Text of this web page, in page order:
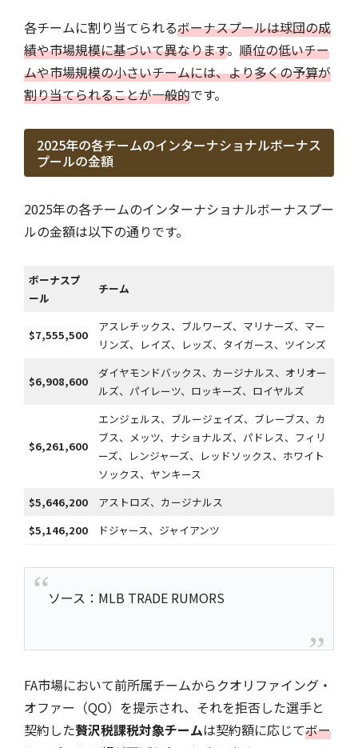
各チームに割り当てられるボーナスプールは球団の成
績や市場規模に基づいて異なります。 順位の低いチー
ムや市場規模の小さいチームには、より多くの予算が
割り当てられることが一般的です。
2025年の各チームのインターナショナルボーナス
プールの金額
2025年の各チームのインターナショナルボーナスプー
ルの金額は以下の通りです。
ボーナスプ
ール
チーム
$7,555,500
アスレチックス、ブルワーズ、マリナーズ、マー
リンズ、レイズ、レッズ、タイガース、ツインズ
$6,908,600
ダイヤモンドバックス、カージナルス、オリオー
ルズ、パイレーツ、ロッキーズ、ロイヤルズ
$6,261,600
エンジェルス、ブルージェイズ、ブレーブス、カ
ブス、メッツ、ナショナルズ、パドレス、フィリ
ーズ、レンジャーズ、レッドソックス、ホワイト
ソックス、ヤンキース
$5,646,200
アストロズ、カージナルス
$5,146,200
ドジャース、ジャイアンツ
ソース：MLB TRADE RUMORS
FA市場において前所属チームからクオリファイング・
オファー（QO）を提示され、それを拒否した選手と
契約した贅沢税課税対象チームは契約額に応じてボー